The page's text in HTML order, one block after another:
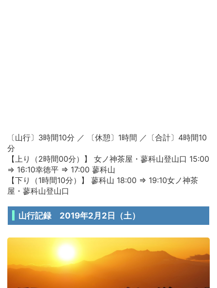
〔山行〕3時間10分 ／ 〔休憩〕1時間 ／〔合計〕4時間10
分
【上り（2時間00分）】
女ノ神茶屋・蓼科山登山口 15:00
⇒ 16:10幸徳平 ⇒ 17:00 蓼科山
【下り（1時間10分）】 蓼科山 18:00 ⇒ 19:10女ノ神茶
屋・蓼科山登山口
山行記録 2019年2月2日（土）